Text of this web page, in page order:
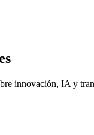
innovación, IA y